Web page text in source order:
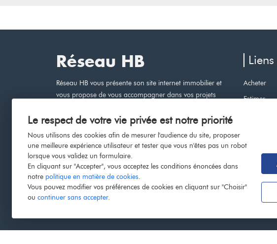
Le respect de votre vie privée est notre priorité
Nous utilisons des cookies afin de mesurer l'audience du site, proposer
une meilleure expérience utilisateur et tester que vous n'êtes pas un robot
lorsque vous validez un formulaire.
En cliquant sur "Accepter", vous acceptez les conditions énoncées dans
notre politique en matière de cookies.
Vous pouvez modifier vos préférences de cookies en cliquant sur "Choisir"
ou continuer sans accepter.
Réseau HB
Réseau HB vous présente son site internet immobilier et
vous propose de vous accompagner dans vos projets
Acheter
Estimer
Trouver
Nous
Mentions